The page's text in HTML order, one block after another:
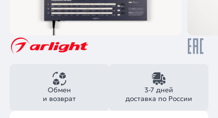
3-7 дней
доставка по России
Обмен
и возврат